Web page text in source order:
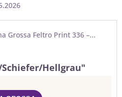
Grossa Feltro Print 336 –...
Hellgrau"